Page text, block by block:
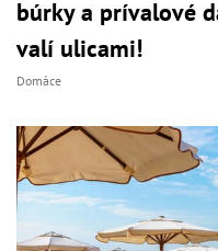
búrky a prívalové
valí ulicami!
Domáce